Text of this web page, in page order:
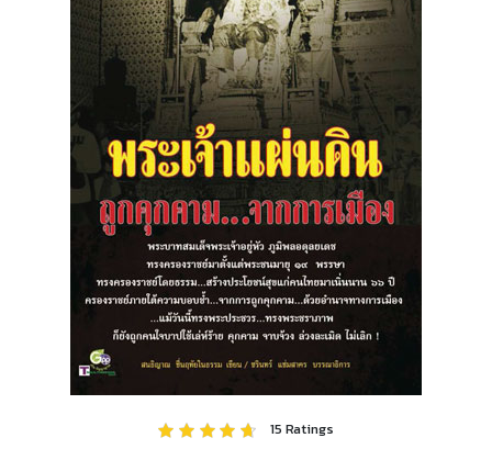
15 Ratings